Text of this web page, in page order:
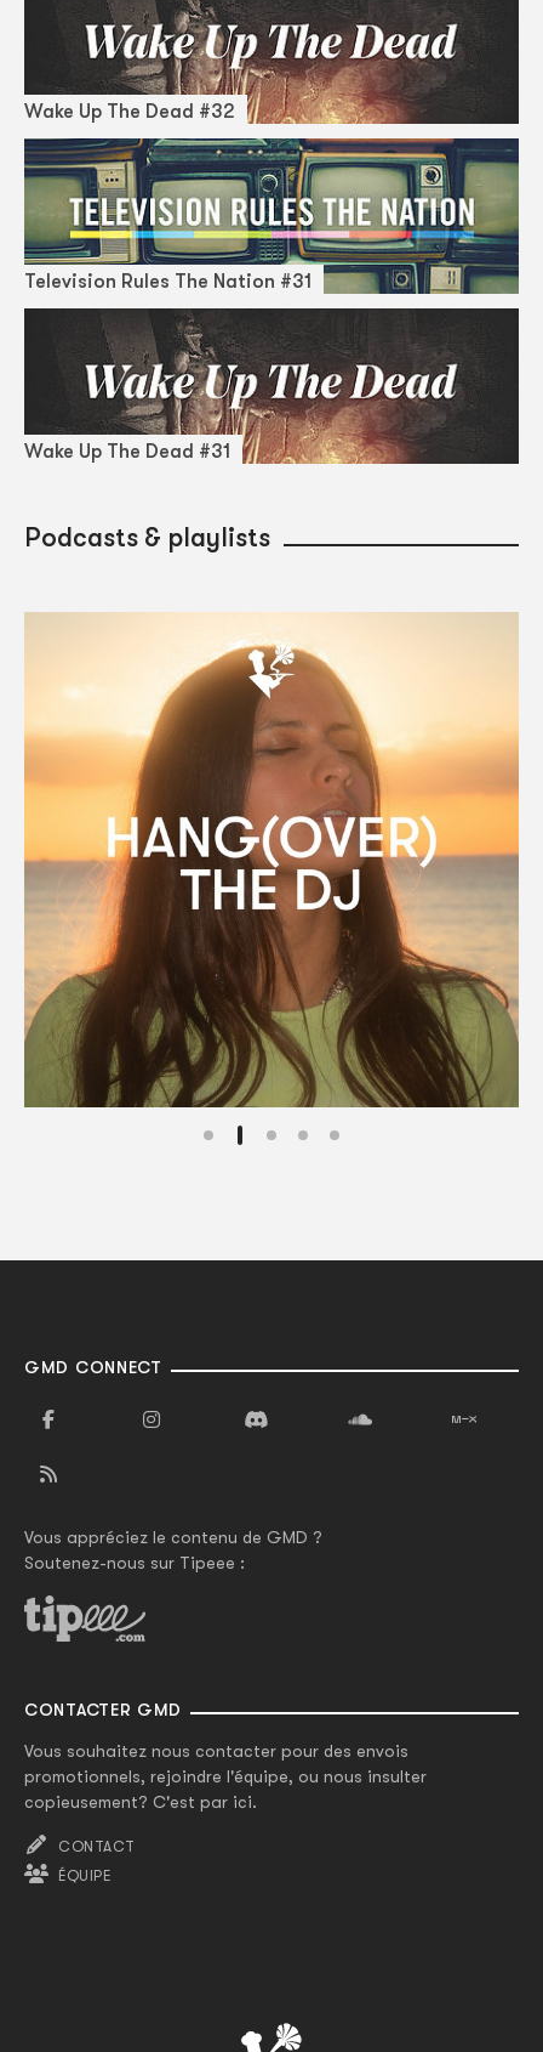
Wake Up The Dead #32
Television Rules The Nation #31
Wake Up The Dead #31
Podcasts & playlists
GMD CONNECT
Vous appréciez le contenu de GMD ?
Soutenez-nous sur Tipeee :
CONTACTER GMD
Vous souhaitez nous contacter pour des envois
promotionnels, rejoindre l'équipe, ou nous insulter
copieusement? C'est par ici.
CONTACT
ÉQUIPE